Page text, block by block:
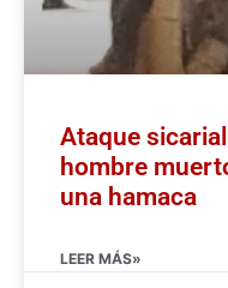
Ataque
hombre
una hamaca
LEER MÁS»